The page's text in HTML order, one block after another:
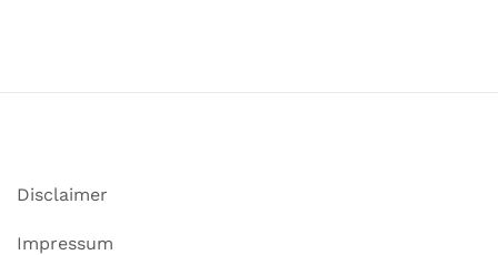
Disclaimer
Impressum